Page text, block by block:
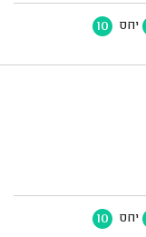
יחס 10
יחס 10